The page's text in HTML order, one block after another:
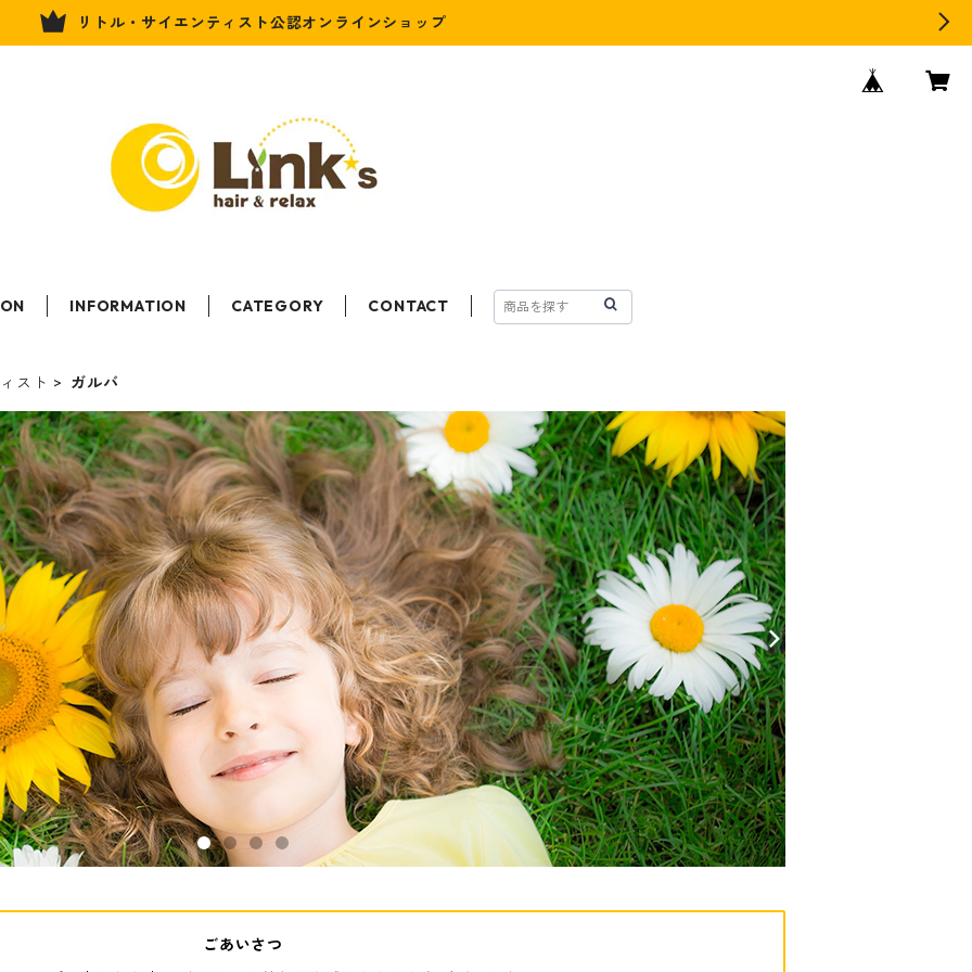
リトル・サイエンティスト公認オンラインショップ
INFORMATION CATEGORY CONTACT
スト ガルバ
ごあいさつ